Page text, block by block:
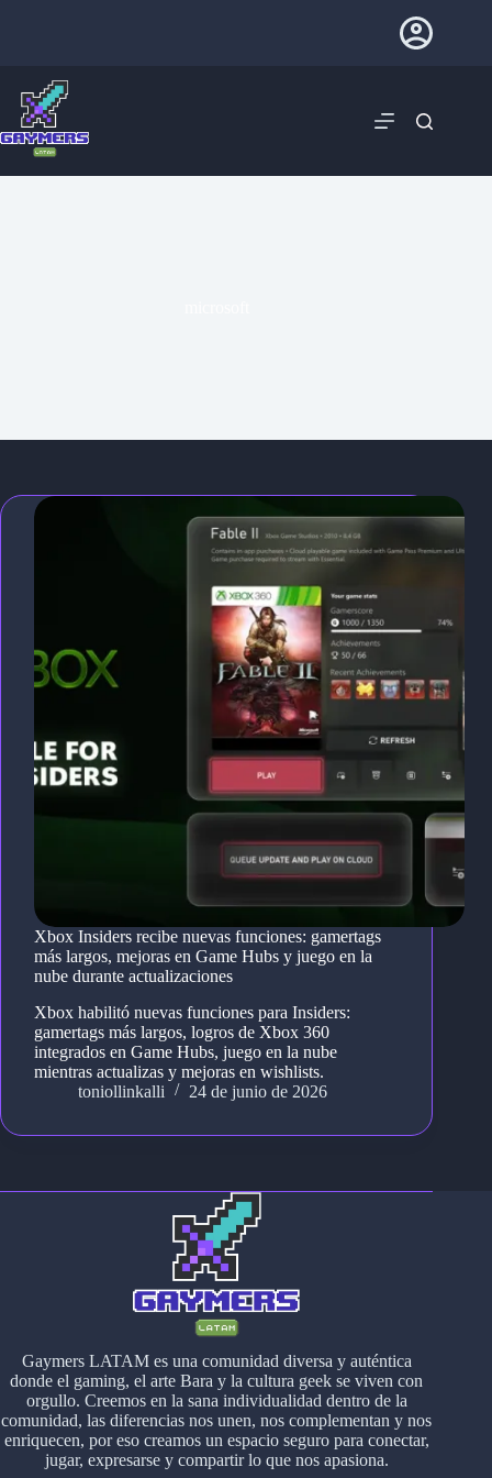
Xbox Insiders recibe nuevas funciones: gamertags
más largos, mejoras en Game Hubs y juego en la
nube durante actualizaciones
Xbox habilitó nuevas funciones para Insiders:
gamertags más largos, logros de Xbox 360
integrados en Game Hubs, juego en la nube
mientras actualizas y mejoras en wishlists.
toniollinkalli
24 de junio de 2026
Gaymers LATAM es una comunidad diversa y auténtica
donde el gaming, el arte Bara y la cultura geek se viven con
orgullo. Creemos en la sana individualidad dentro de la
comunidad, las diferencias nos unen, nos complementan y nos
enriquecen, por eso creamos un espacio seguro para conectar,
jugar, expresarse y compartir lo que nos apasiona.